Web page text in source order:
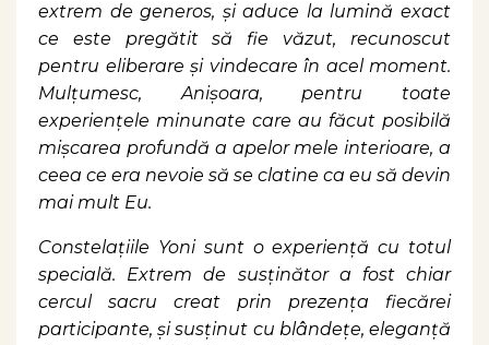
extrem de generos, și aduce la lumină exact
ce este pregătit să fie văzut, recunoscut
pentru eliberare și vindecare în acel moment.
Mulțumesc, Anișoara, pentru toate
experiențele minunate care au făcut posibilă
mișcarea profundă a apelor mele interioare, a
ceea ce era nevoie să se clatine ca eu să devin
mai mult Eu.
Constelațiile Yoni sunt o experiență cu totul
specială. Extrem de susținător a fost chiar
cercul sacru creat prin prezența fiecărei
participante, și susținut cu blândețe, eleganță